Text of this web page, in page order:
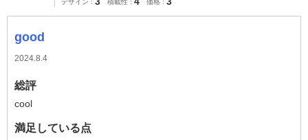
デザイン 積載性 価格
good
2024.8.4
総評
cool
満足している点